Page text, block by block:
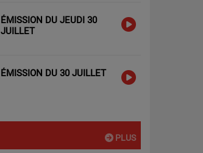
ÉMISSION DU JEUDI 30
JUILLET
ÉMISSION DU 30 JUILLET
PLUS